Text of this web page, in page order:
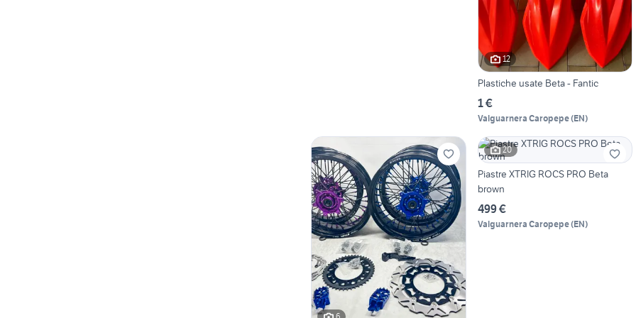
12
Plastiche usate Beta - Fantic
1 €
Valguarnera Caropepe(EN)
20
Piastre XTRIG ROCS PRO Beta
brown
499 €
Valguarnera Caropepe(EN)